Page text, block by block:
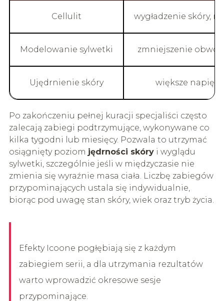
Cellulit wygładzenie skóry,
Modelowanie sylwetki zmniejszenie
Ujędrnienie skóry większe
Po zakończeniu pełnej kuracji specjaliści często
zalecają zabiegi podtrzymujące, wykonywane co
kilka tygodni lub miesięcy. Pozwala to utrzymać
osiągnięty poziom jędrności skóryi wyglądu
sylwetki, szczególnie jeśli w międzyczasie nie
zmienia się wyraźnie masa ciała. Liczbę zabiegów
przypominających ustala się indywidualnie,
biorąc pod uwagę stan skóry, wiek oraz tryb życia.
Efekty Icoone pogłębiają się z każdym
zabiegiem serii, a dla utrzymania rezultatów
warto wprowadzić okresowe sesje
przypominające.